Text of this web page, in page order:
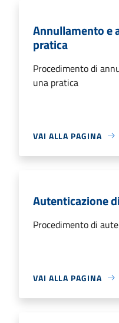
Annullamento e
pratica
Procedimento di
una pratica
VAI ALLA PAGINA
Autenticazione
Procedimento di
VAI ALLA PAGINA